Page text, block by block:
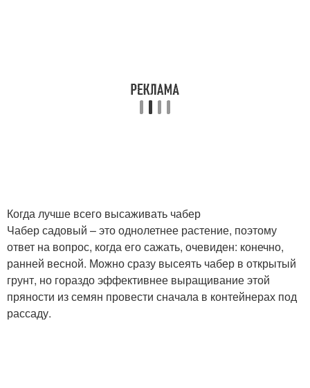
Когда лучше всего высаживать чабер
Чабер садовый – это однолетнее растение, поэтому
ответ на вопрос, когда его сажать, очевиден: конечно,
ранней весной. Можно сразу высеять чабер в открытый
грунт, но гораздо эффективнее выращивание этой
пряности из семян провести сначала в контейнерах под
рассаду.